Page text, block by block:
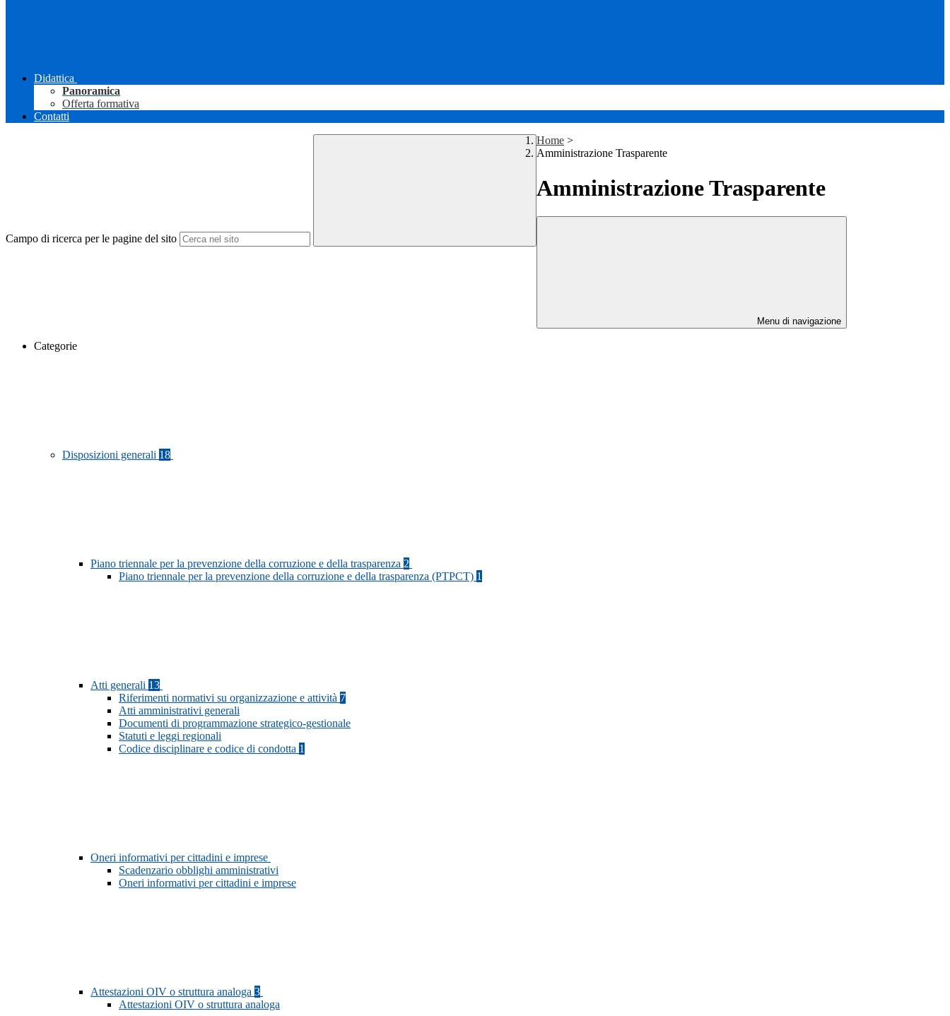
Didattica
Panoramica
Offerta formativa
Contatti
Campo di ricerca per le pagine del sito
Home >
Amministrazione Trasparente
Amministrazione Trasparente
Menu di navigazione
Categorie
Disposizioni generali 18
Piano triennale per la prevenzione della corruzione e della trasparenza 2
Piano triennale per la prevenzione della corruzione e della trasparenza (PTPCT) 1
Atti generali 13
Riferimenti normativi su organizzazione e attività 7
Atti amministrativi generali
Documenti di programmazione strategico-gestionale
Statuti e leggi regionali
Codice disciplinare e codice di condotta 1
Oneri informativi per cittadini e imprese
Scadenzario obblighi amministrativi
Oneri informativi per cittadini e imprese
Attestazioni OIV o struttura analoga 3
Attestazioni OIV o struttura analoga